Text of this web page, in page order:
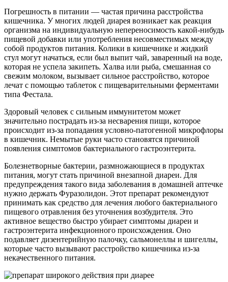
Погрешность в питании — частая причина расстройства
кишечника. У многих людей диарея возникает как реакция
организма на индивидуальную непереносимость какой-нибудь
пищевой добавки или употребления несовместимых между
собой продуктов питания. Колики в кишечнике и жидкий
стул могут начаться, если был выпит чай, заваренный на воде,
которая не успела закипеть. Халва или рыба, смешанная со
свежим молоком, вызывает сильное расстройство, которое
лечат с помощью таблеток с пищеварительными ферментами
типа Фестала.
Здоровый человек с сильным иммунитетом может
значительно пострадать из-за несварения пищи, которое
происходит из-за попадания условно-патогенной микрофлоры
в кишечник. Немытые руки часто становятся причиной
появления симптомов бактериального гастроэнтерита.
Болезнетворные бактерии, размножающиеся в продуктах
питания, могут стать причиной внезапной диареи. Для
предупреждения такого вида заболевания в домашней аптечке
нужно держать Фуразолидон. Этот препарат рекомендуют
принимать как средство для лечения любого бактериального
пищевого отравления без уточнения возбудителя. Это
активное вещество быстро убирает симптомы диареи и
гастроэнтерита инфекционного происхождения. Оно
подавляет дизентерийную палочку, сальмонеллы и шигеллы,
которые часто вызывают расстройство кишечника из-за
некачественного питания.